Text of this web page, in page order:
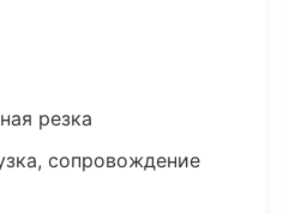
резка
сопровождение